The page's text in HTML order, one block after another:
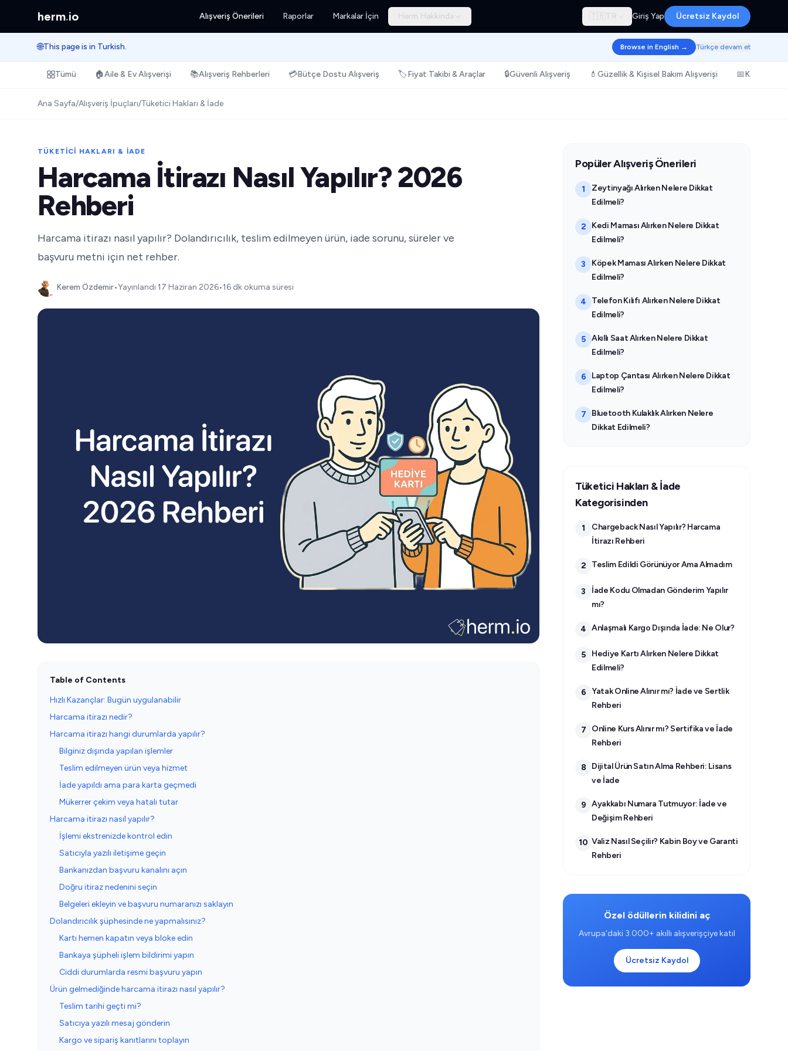
herm.io Alışveriş Önerileri Raporlar Markalar İçin Herm Hakkında 🇹🇷 TR Giriş Yap Ücretsiz Kaydol
🌐This page is in Turkish. Browse in English → Türkçe devam et
Tümü 🏠Aile & Ev Alışverişi 📚Alışveriş Rehberleri 💳Bütçe Dostu Alışveriş 🏷️Fiyat Takibi & Araçlar 🔒Güvenli Alışveriş 💄 Güzellik & Kişisel Bakım Alışverişi 📅Kampanya
Ana Sayfa/Alışveriş İpuçları/Tüketici Hakları & İade
TÜKETICI HAKLARI & İADE
Harcama İtirazı Nasıl Yapılır? 2026
Rehberi
Harcama itirazı nasıl yapılır? Dolandırıcılık, teslim edilmeyen ürün, iade sorunu, süreler ve
başvuru metni için net rehber.
Kerem Özdemir•Yayınlandı 17 Haziran 2026•16 dk okuma süresi
Table of Contents
Hızlı Kazançlar: Bugün uygulanabilir
Harcama itirazı nedir?
Harcama itirazı hangi durumlarda yapılır?
Bilginiz dışında yapılan işlemler
Teslim edilmeyen ürün veya hizmet
İade yapıldı ama para karta geçmedi
Mükerrer çekim veya hatalı tutar
Harcama itirazı nasıl yapılır?
İşlemi ekstrenizde kontrol edin
Satıcıyla yazılı iletişime geçin
Bankanızdan başvuru kanalını açın
Doğru itiraz nedenini seçin
Belgeleri ekleyin ve başvuru numaranızı saklayın
Dolandırıcılık şüphesinde ne yapmalısınız?
Kartı hemen kapatın veya bloke edin
Bankaya şüpheli işlem bildirimi yapın
Ciddi durumlarda resmi başvuru yapın
Ürün gelmediğinde harcama itirazı nasıl yapılır?
Teslim tarihi geçti mi?
Satıcıya yazılı mesaj gönderin
Kargo ve sipariş kanıtlarını toplayın
Popüler Alışveriş Önerileri
1
Zeytinyağı Alırken Nelere Dikkat
Edilmeli?
2
Kedi Maması Alırken Nelere Dikkat
Edilmeli?
3
Köpek Maması Alırken Nelere Dikkat
Edilmeli?
4
Telefon Kılıfı Alırken Nelere Dikkat
Edilmeli?
5 Akıllı Saat Alırken Nelere Dikkat
Edilmeli?
6
Laptop Çantası Alırken Nelere Dikkat
Edilmeli?
7
Bluetooth Kulaklık Alırken Nelere
Dikkat Edilmeli?
Tüketici Hakları & İade
Kategorisinden
1
Chargeback Nasıl Yapılır? Harcama
İtirazı Rehberi
2 Teslim Edildi Görünüyor Ama Almadım
3
İade Kodu Olmadan Gönderim Yapılır
mı?
4 Anlaşmalı Kargo Dışında İade: Ne Olur?
5
Hediye Kartı Alırken Nelere Dikkat
Edilmeli?
6 Yatak Online Alınır mı? İade ve Sertlik
Rehberi
7
Online Kurs Alınır mı? Sertifika ve İade
Rehberi
8
Dijital Ürün Satın Alma Rehberi: Lisans
ve İade
9 Ayakkabı Numara Tutmuyor: İade ve
Değişim Rehberi
10 Valiz Nasıl Seçilir? Kabin Boy ve Garanti
Rehberi
Özel ödüllerin kilidini aç
Avrupa'daki 3.000+ akıllı alışverişçiye katıl
Ücretsiz Kaydol